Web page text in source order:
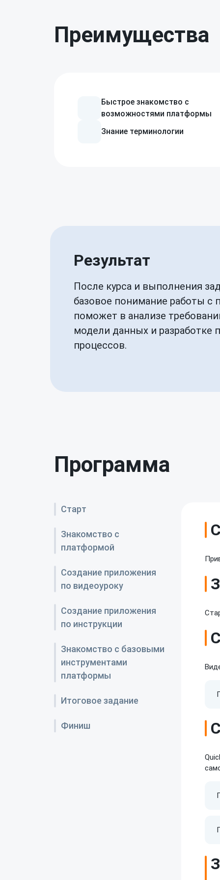
Управление рисками
с помощьюготовых
Преимущества
Быстрое знакомство с
возможностями платформы
Знание терминологии
Результат
После курса и выполнения
базовое понимание работы с
поможет в анализе
модели данных и разработке
процессов.
Программа
Старт
Знакомство с
платформой
Создание приложения
по видеоуроку
Создание приложения
по инструкции
Знакомство с базовыми
инструментами
платформы
Итоговое задание
Финиш